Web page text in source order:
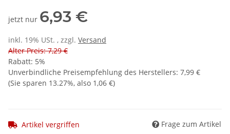
jetzt nur 6,93 €
inkl. 19% USt. , zzgl. Versand
Alter Preis: 7,29 €
Rabatt: 5%
Unverbindliche Preisempfehlung des Herstellers: 7,99 €
(Sie sparen 13.27%, also 1,06 €)
Artikel vergriffen Frage zum Artikel